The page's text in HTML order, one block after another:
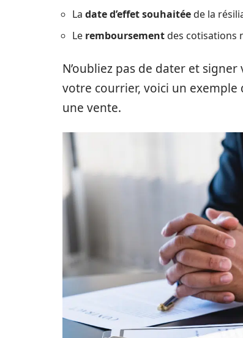
La date d’effet souhaitéede la
Le remboursementdes cotisations
N’oubliez pas de dater et
votre courrier, voici un exemple
une vente.